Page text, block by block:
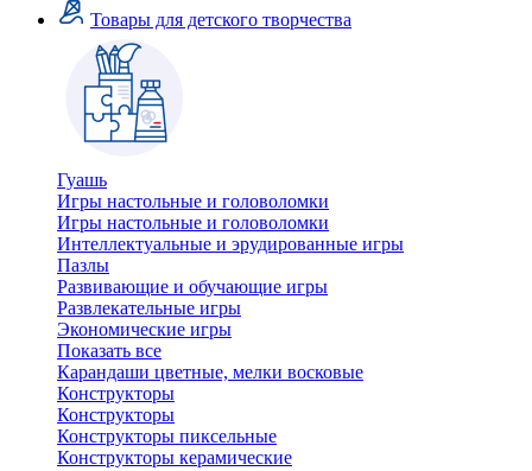
Товары для детского творчества
Гуашь
Игры настольные и головоломки
Игры настольные и головоломки
Интеллектуальные и эрудированные игры
Пазлы
Развивающие и обучающие игры
Развлекательные игры
Экономические игры
Показать все
Карандаши цветные, мелки восковые
Конструкторы
Конструкторы
Конструкторы пиксельные
Конструкторы керамические